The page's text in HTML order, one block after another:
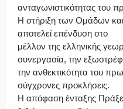
ανταγωνιστικότητας του
Η στήριξη των Ομάδων
αποτελεί επένδυση στο
μέλλον της ελληνικής
συνεργασία, την
την ανθεκτικότητα του
σύγχρονες προκλήσεις.
Η απόφαση ένταξης